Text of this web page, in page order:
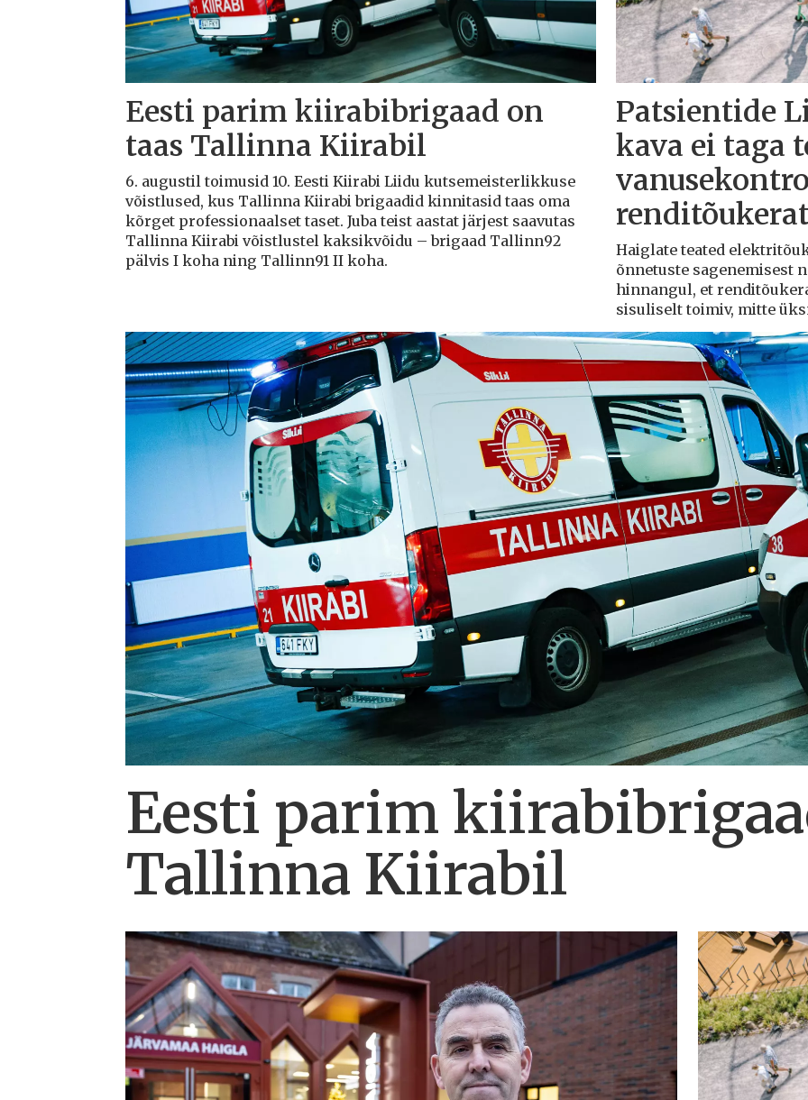
Eesti parim kiirabibrigaad on
taas Tallinna Kiirabil
6. augustil toimusid 10. Eesti Kiirabi Liidu kutsemeisterlikkuse
võistlused, kus Tallinna Kiirabi brigaadid kinnitasid taas oma
kõrget professionaalset taset. Juba teist aastat järjest saavutas
Tallinna Kiirabi võistlustel kaksikvõidu – brigaad Tallinn92
pälvis I koha ning Tallinn91 II koha.
Patsientide
kava ei taga
Haiglate teated
õnnetuste sagenemisest
hinnangul, et
sisuliselt toimiv, mitte
Eesti parim
Tallinna Kiirabil